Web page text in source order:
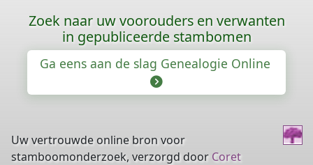
Zoek naar uw voorouders en verwanten
in gepubliceerde stambomen
Ga eens aan de slag Genealogie Online
Uw vertrouwde online bron voor
stamboomonderzoek, verzorgd door Coret